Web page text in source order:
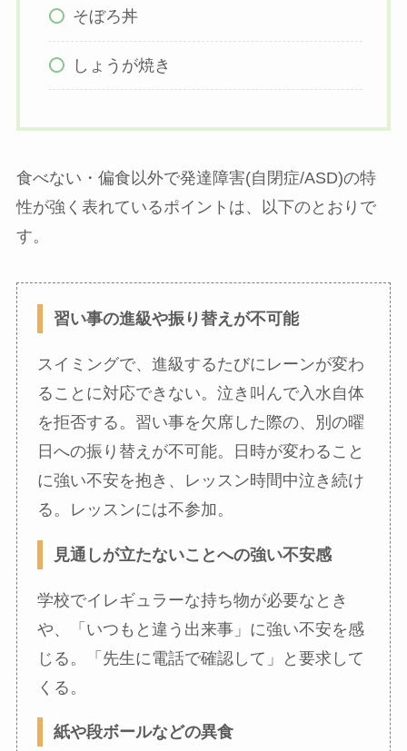
そぼろ丼
しょうが焼き
食べない・偏食以外で発達障害(自閉症/ASD)の特
性が強く表れているポイントは、以下のとおりで
す。
習い事の進級や振り替えが不可能
スイミングで、進級するたびにレーンが変わ
ることに対応できない。泣き叫んで入水自体
を拒否する。習い事を欠席した際の、別の曜
日への振り替えが不可能。日時が変わること
に強い不安を抱き、レッスン時間中泣き続け
る。レッスンには不参加。
見通しが立たないことへの強い不安感
学校でイレギュラーな持ち物が必要なとき
や、「いつもと違う出来事」に強い不安を感
じる。「先生に電話で確認して」と要求して
くる。
紙や段ボールなどの異食